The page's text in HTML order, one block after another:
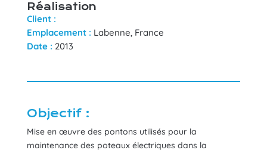
Réalisation
Client :
Emplacement : Labenne, France
Date : 2013
Objectif :
Mise en œuvre des pontons utilisés pour la
maintenance des poteaux électriques dans la